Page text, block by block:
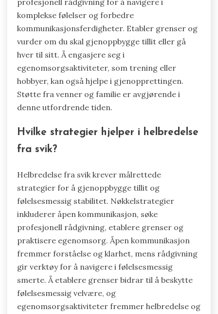
komplekse følelser og forbedre
kommunikasjonsferdigheter. Etabler grenser og
vurder om du skal gjenoppbygge tillit eller gå
hver til sitt. Å engasjere seg i
egenomsorgsaktiviteter, som trening eller
hobbyer, kan også hjelpe i gjenopprettingen.
Støtte fra venner og familie er avgjørende i
denne utfordrende tiden.
Hvilke strategier hjelper i helbredelse
fra svik?
Helbredelse fra svik krever målrettede
strategier for å gjenoppbygge tillit og
følelsesmessig stabilitet. Nøkkelstrategier
inkluderer åpen kommunikasjon, søke
profesjonell rådgivning, etablere grenser og
praktisere egenomsorg. Åpen kommunikasjon
fremmer forståelse og klarhet, mens rådgivning
gir verktøy for å navigere i følelsesmessig
smerte. Å etablere grenser bidrar til å beskytte
følelsesmessig velvære, og
egenomsorgsaktiviteter fremmer helbredelse og